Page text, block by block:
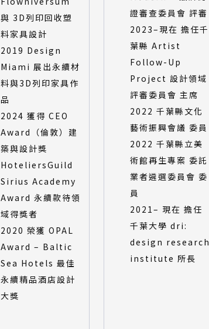
與 3D列印回收塑
料家具設計
2019 Design
Miami 展出永續材
料與3D列印家具作
品
2024 獲得 CEO
Award（倫敦）建
築與設計獎
HoteliersGuild
Sirius Academy
Award 永續款待領
域得獎者
2020 榮獲 OPAL
Award – Baltic
Sea Hotels 最佳
永續精品酒店設計
大獎
證審查委員會 評審
2023–現在 擔任千
葉縣 Artist
Follow-Up
Project 設計領域
評審委員會 主席
2022 千葉縣文化
藝術振興會議 委員
2022 千葉縣立美
術館再生專案 委託
業者遴選委員會 委
員
2021– 現在 擔任
千葉大學 dri:
design research
institute 所長